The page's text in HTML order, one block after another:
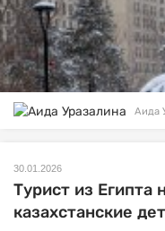
Аида
30.01.2026
Турист из Египта
казахстанские